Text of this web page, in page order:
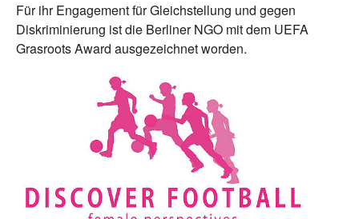
Für ihr Engagement für Gleichstellung und gegen
Diskriminierung ist die Berliner NGO mit dem UEFA
Grasroots Award ausgezeichnet worden.